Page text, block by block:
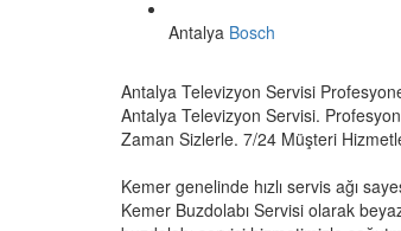
Antalya Bosch
Antalya Televizyon Servisi
Antalya Televizyon Servisi.
Zaman Sizlerle. 7/24 Müşteri
Kemer genelinde hızlı servis ağı
Kemer Buzdolabı Servisi olarak